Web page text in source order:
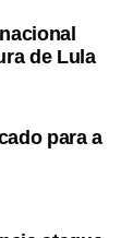
de Lula
para a